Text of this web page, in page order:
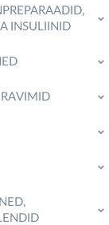
INSULIINID
RAVIMID